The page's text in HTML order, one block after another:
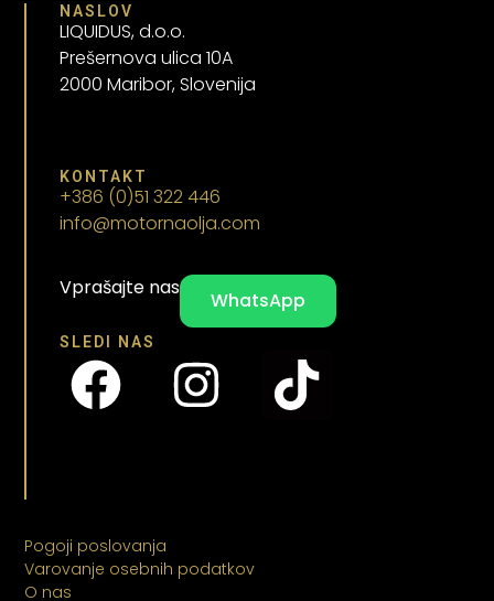
NASLOV
LIQUIDUS, d.o.o.
Prešernova ulica 10A
2000 Maribor, Slovenija
KONTAKT
+386 (0)51 322 446
info@motornaolja.com
Vprašajte nas
WhatsApp
SLEDI NAS
Pogoji poslovanja
Varovanje osebnih podatkov
O nas